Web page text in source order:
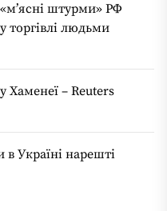
штурми» РФ
торгівлі людьми
Хаменеї – Reuters
Україні нарешті